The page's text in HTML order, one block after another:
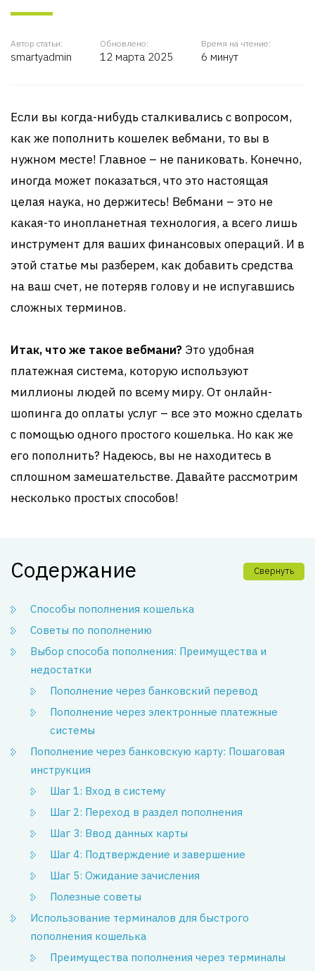
Автор статьи:
smartyadmin
Обновлено:
12 марта 2025
Время на чтение:
6 минут
Если вы когда-нибудь сталкивались с вопросом,
как же пополнить кошелек вебмани, то вы в
нужном месте! Главное – не паниковать. Конечно,
иногда может показаться, что это настоящая
целая наука, но держитесь! Вебмани – это не
какая-то инопланетная технология, а всего лишь
инструмент для ваших финансовых операций. И в
этой статье мы разберем, как добавить средства
на ваш счет, не потеряв голову и не испугавшись
сложных терминов.
Итак, что же такое вебмани? Это удобная
платежная система, которую используют
миллионы людей по всему миру. От онлайн-
шопинга до оплаты услуг – все это можно сделать
с помощью одного простого кошелька. Но как же
его пополнить? Надеюсь, вы не находитесь в
сплошном замешательстве. Давайте рассмотрим
несколько простых способов!
Содержание Свернуть
Способы пополнения кошелька
Советы по пополнению
Выбор способа пополнения: Преимущества и
недостатки
Пополнение через банковский перевод
Пополнение через электронные платежные
системы
Пополнение через банковскую карту: Пошаговая
инструкция
Шаг 1: Вход в систему
Шаг 2: Переход в раздел пополнения
Шаг 3: Ввод данных карты
Шаг 4: Подтверждение и завершение
Шаг 5: Ожидание зачисления
Полезные советы
Использование терминалов для быстрого
пополнения кошелька
Преимущества пополнения через терминалы